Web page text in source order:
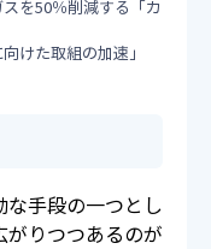
を50％削減する「カ
けた取組の加速」
な手段の一つとし
がりつつあるのが